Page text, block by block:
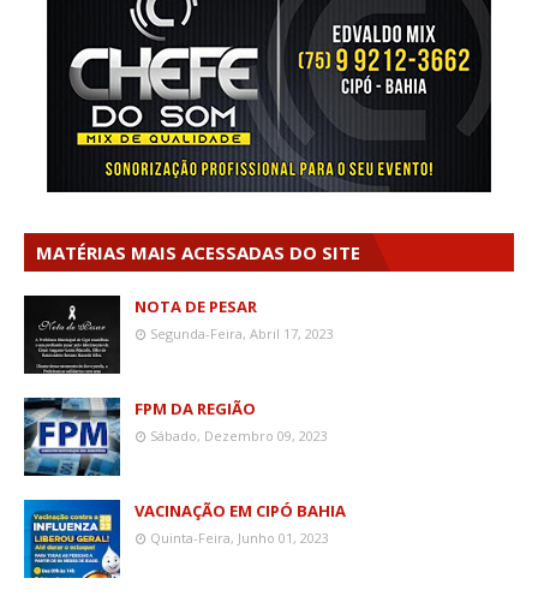
MATÉRIAS MAIS ACESSADAS DO SITE
NOTA DE PESAR
Segunda-Feira, Abril 17, 2023
FPM DA REGIÃO
Sábado, Dezembro 09, 2023
VACINAÇÃO EM CIPÓ BAHIA
Quinta-Feira, Junho 01, 2023